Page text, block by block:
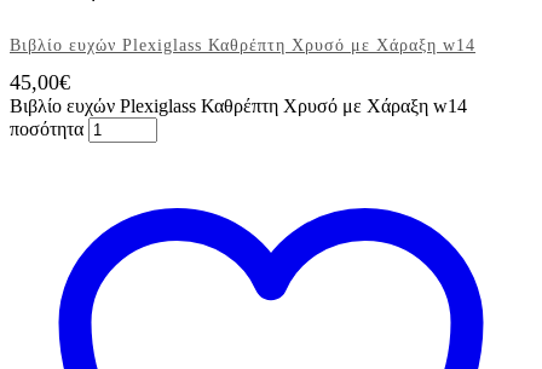
Βιβλίο ευχών Plexiglass Καθρέπτη Χρυσό με Χάραξη w14
45,00€
Βιβλίο ευχών Plexiglass Καθρέπτη Χρυσό με Χάραξη w14
ποσότητα